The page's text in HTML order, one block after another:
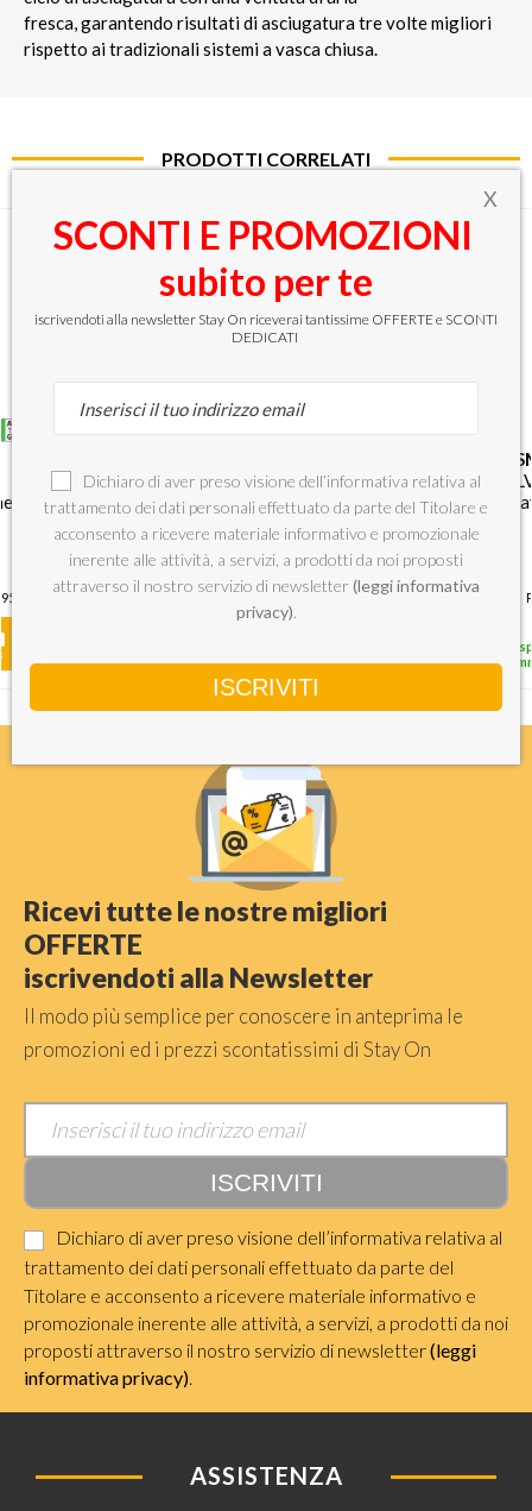
fresca, garantendo risultati di asciugatura tre volte migliori
rispetto ai tradizionali sistemi a vasca chiusa.
PRODOTTI CORRELATI
DVS05024W
lavastoviglie
Libera
installazione 10
coperti E
€249,99
immediata
SPEDIZIONE
GRATUITA
FFB76707PM
lavastoviglie
Libera
installazione 14
coperti A
€599,99
Prezzo consigliato
immediata
Ricevi tutte le nostre migliori
OFFERTE
iscrivendoti alla Newsletter
Il modo più semplice per conoscere in anteprima le
promozioni ed i prezzi scontatissimi di Stay On
Dichiaro di aver preso visione dell’informativa relativa al
trattamento dei dati personali effettuato da parte del
Titolare e acconsento a ricevere materiale informativo e
promozionale inerente alle attività, a servizi, a prodotti da noi
proposti attraverso il nostro servizio di newsletter(leggi
informativa privacy).
ASSISTENZA
X
SCONTI E PROMOZIONI
subito per te
iscrivendoti alla newsletter Stay On riceverai tantissime OFFERTE e SCONTI
DEDICATI
Dichiaro di aver preso visione dell’informativa relativa al
trattamento dei dati personali effettuato da parte del Titolare e
acconsento a ricevere materiale informativo e promozionale
inerente alle attività, a servizi, a prodotti da noi proposti
attraverso il nostro servizio di newsletter (leggi informativa
privacy).